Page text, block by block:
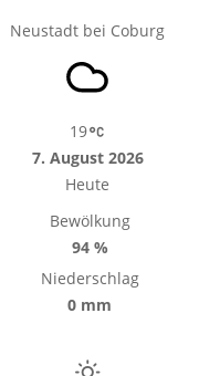
Neustadt bei Coburg
19
7. August 2026
Heute
Bewölkung
94 %
Niederschlag
0 mm